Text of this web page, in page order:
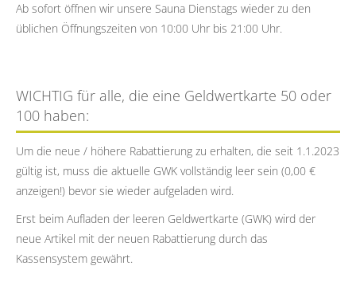
Ab sofort öffnen wir unsere Sauna Dienstags wieder zu den
üblichen Öffnungszeiten von 10:00 Uhr bis 21:00 Uhr.
WICHTIG für alle, die eine Geldwertkarte 50 oder
100 haben:
Um die neue / höhere Rabattierung zu erhalten, die seit 1.1.2023
gültig ist, muss die aktuelle GWK vollständig leer sein (0,00
anzeigen!) bevor sie wieder aufgeladen wird.
Erst beim Aufladen der leeren Geldwertkarte (GWK) wird der
neue Artikel mit der neuen Rabattierung durch das
Kassensystem gewährt.